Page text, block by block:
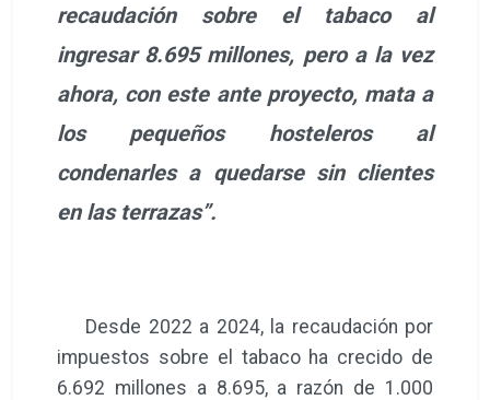
recaudación sobre el tabaco al
ingresar 8.695 millones, pero a la vez
ahora, con este ante proyecto, mata a
los pequeños hosteleros al
condenarles a quedarse sin clientes
en las terrazas”.
Desde 2022 a 2024, la recaudación por
impuestos sobre el tabaco ha crecido de
6.692 millones a 8.695, a razón de 1.000